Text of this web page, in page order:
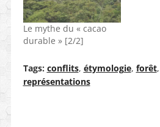
Le mythe du « cacao
durable » [2/2]
Tags: conflits, étymologie, forêt,
représentations